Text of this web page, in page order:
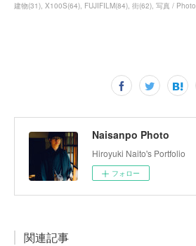
建物(31) X100S(64) FUJIFILM(84) 街(62) 写真 / Photo
Naisanpo Photo
Hiroyuki Naito's Portfolio
フォロー
関連記事